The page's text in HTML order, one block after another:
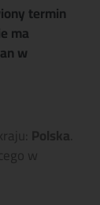
termin
ma
w
Polska
w